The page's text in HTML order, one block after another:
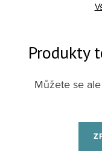
Purexpert
SPA COLLECTION
Produkty
Můžete se